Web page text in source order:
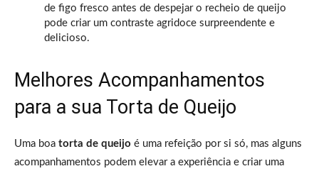
de figo fresco antes de despejar o recheio de queijo
pode criar um contraste agridoce surpreendente e
delicioso.
Melhores Acompanhamentos
para a sua Torta de Queijo
Uma boa torta de queijo é uma refeição por si só, mas alguns
acompanhamentos podem elevar a experiência e criar uma